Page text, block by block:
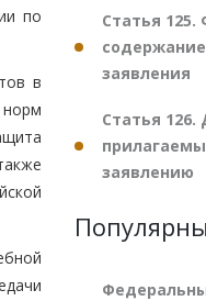
по
в
Статья
заявления
Статья
заявлению